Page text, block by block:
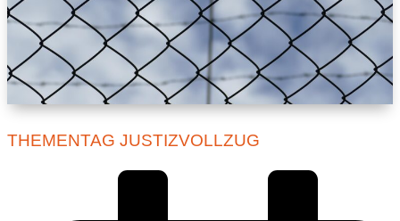
THEMENTAG JUSTIZVOLLZUG